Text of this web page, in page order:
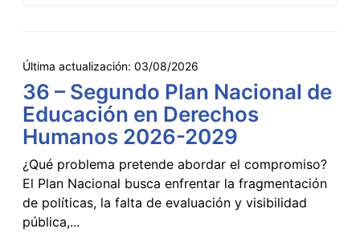
Última actualización: 03/08/2026
36 – Segundo Plan Nacional de
Educación en Derechos
Humanos 2026-2029
¿Qué problema pretende abordar el compromiso?
El Plan Nacional busca enfrentar la fragmentación
de políticas, la falta de evaluación y visibilidad
pública,...